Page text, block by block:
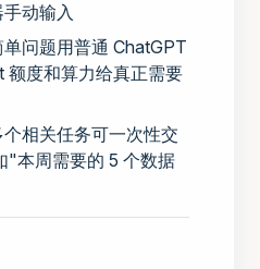
动输入
单问题用普通 ChatGPT
额度和算力给真正需要
个相关任务可一次性交
"本周需要的 5 个数据